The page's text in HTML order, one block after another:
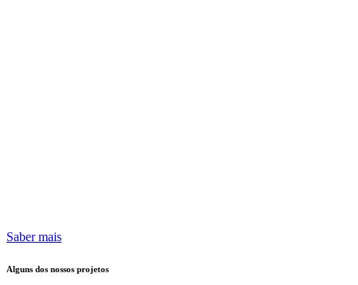
Saber mais
Alguns dos nossos projetos